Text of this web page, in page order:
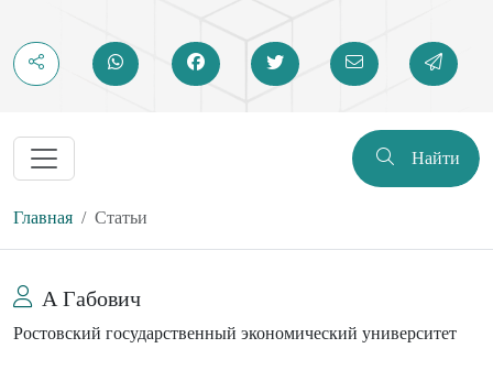
Найти
Главная Статьи
А Габович
Ростовский государственный экономический университет